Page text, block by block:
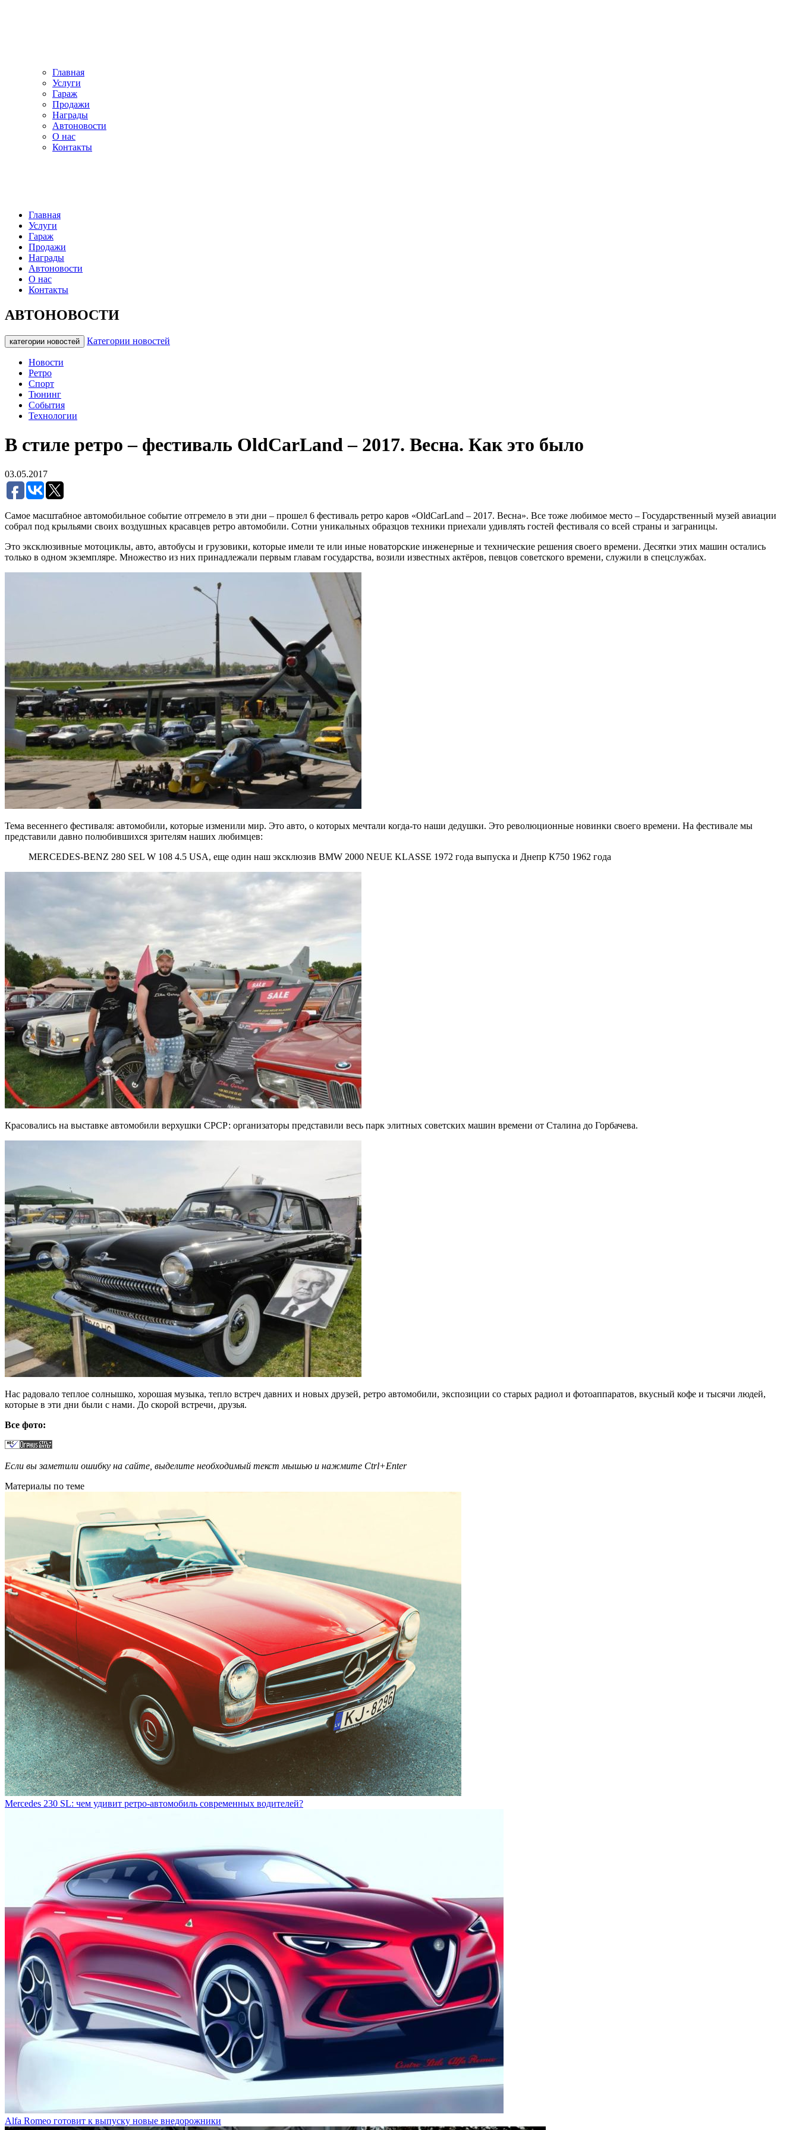
Главная
Услуги
Гараж
Продажи
Награды
Автоновости
О нас
Контакты
Главная
Услуги
Гараж
Продажи
Награды
Автоновости
О нас
Контакты
АВТОНОВОСТИ
категории новостей Категории новостей
Новости
Ретро
Спорт
Тюнинг
События
Технологии
В стиле ретро – фестиваль OldCarLand – 2017. Весна. Как это было
03.05.2017
Самое масштабное автомобильное событие отгремело в эти дни – прошел 6 фестиваль ретро каров «OldCarLand – 2017. Весна». Все тоже любимое место – Государственный музей авиации
собрал под крыльями своих воздушных красавцев ретро автомобили. Сотни уникальных образцов техники приехали удивлять гостей фестиваля со всей страны и заграницы.
Это эксклюзивные мотоциклы, авто, автобусы и грузовики, которые имели те или иные новаторские инженерные и технические решения своего времени. Десятки этих машин остались
только в одном экземпляре. Множество из них принадлежали первым главам государства, возили известных актёров, певцов советского времени, служили в спецслужбах.
Тема весеннего фестиваля: автомобили, которые изменили мир. Это авто, о которых мечтали когда-то наши дедушки. Это революционные новинки своего времени. На фестивале мы
представили давно полюбившихся зрителям наших любимцев:
MERCEDES-BENZ 280 SEL W 108 4.5 USA, еще один наш эксклюзив BMW 2000 NEUE KLASSE 1972 года выпуска и Днепр К750 1962 года
Красовались на выставке автомобили верхушки СРСР: организаторы представили весь парк элитных советских машин времени от Сталина до Горбачева.
Нас радовало теплое солнышко, хорошая музыка, тепло встреч давних и новых друзей, ретро автомобили, экспозиции со старых радиол и фотоаппаратов, вкусный кофе и тысячи людей,
которые в эти дни были с нами. До скорой встречи, друзья.
Все фото:
Если вы заметили ошибку на сайте, выделите необходимый текст мышью и нажмите Ctrl+Enter
Материалы по теме
Mercedes 230 SL: чем удивит ретро-автомобиль современных водителей?
Alfa Romeo готовит к выпуску новые внедорожники